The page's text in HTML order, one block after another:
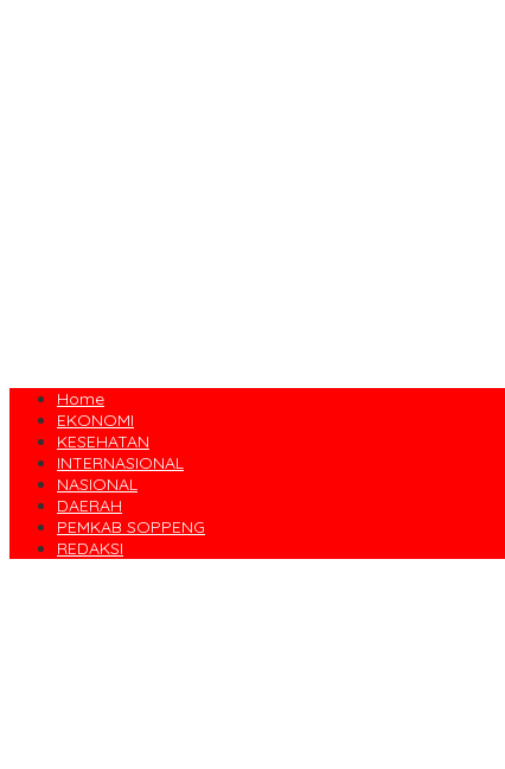
Home
EKONOMI
KESEHATAN
INTERNASIONAL
NASIONAL
DAERAH
PEMKAB SOPPENG
REDAKSI